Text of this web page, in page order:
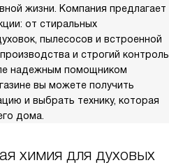
жизни. Компания предлагает
от стиральных
пылесосов и встроенной
и строгий контроль
надежным помощником
вы можете получить
и выбрать технику, которая
дома.
химия для духовых